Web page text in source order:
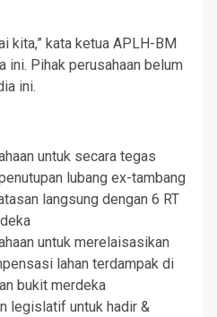
kita,” kata ketua APLH-BM
ini. Pihak perusahaan belum
ini.
untuk secara tegas
lubang ex-tambang
langsung dengan 6 RT
untuk merelaisasikan
lahan terdampak di
bukit merdeka
legislatif untuk hadir &